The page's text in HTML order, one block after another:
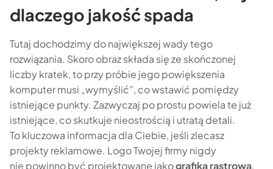
dlaczego jakość spada
Tutaj dochodzimy do największej wady tego
rozwiązania. Skoro obraz składa się ze skończonej
liczby kratek, to przy próbie jego powiększenia
komputer musi „wymyślić”, co wstawić pomiędzy
istniejące punkty. Zazwyczaj po prostu powiela te już
istniejące, co skutkuje nieostrością i utratą detali.
To kluczowa informacja dla Ciebie, jeśli zlecasz
projekty reklamowe. Logo Twojej firmy nigdy
nie powinno być projektowane jakografika rastrowa,